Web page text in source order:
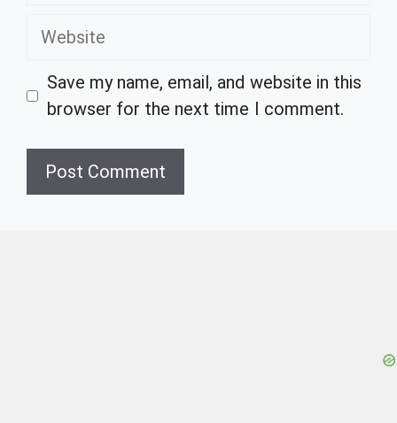
Website
Save my name, email, and website in this
browser for the next time I comment.